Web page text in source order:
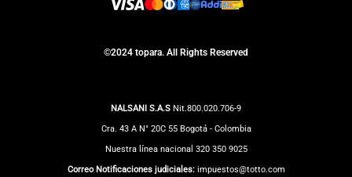
©2024 topara. All Rights Reserved
NALSANI S.A.S Nit.800.020.706-9
Cra. 43 A N° 20C 55 Bogotá - Colombia
Nuestra línea nacional 320 350 9025
Correo Notificaciones judiciales:impuestos@totto.com